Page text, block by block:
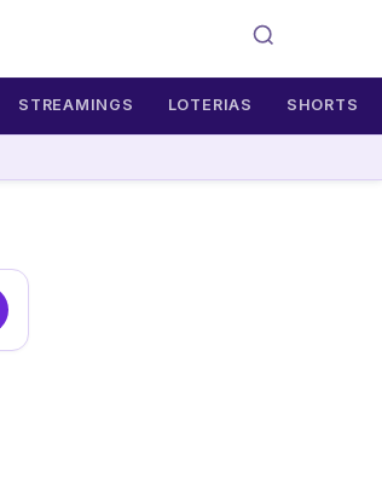
STREAMINGS LOTERIAS SHORTS